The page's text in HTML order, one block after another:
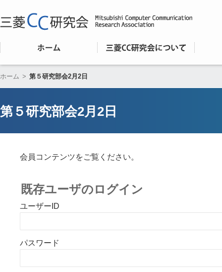
ホーム > 第５研究部会2月2日
第５研究部会2月2日
会員コンテンツをご覧ください。
既存ユーザのログイン
ユーザーID
パスワード